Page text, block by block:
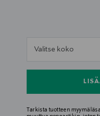
Valitse koko
Tarkista tuotteen